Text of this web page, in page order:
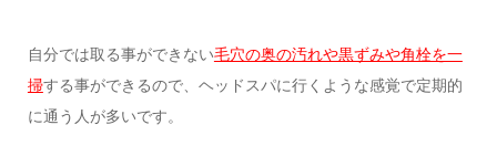
自分では取る事ができない毛穴の奥の汚れや黒ずみや角栓を一
掃する事ができるので、ヘッドスパに行くような感覚で定期的
に通う人が多いです。